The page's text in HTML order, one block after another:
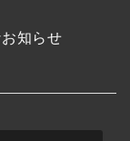
知らせ